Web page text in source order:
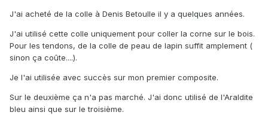
J'ai acheté de la colle à Denis Betoulle il y a quelques années.
J'ai utilisé cette colle uniquement pour coller la corne sur le bois.
Pour les tendons, de la colle de peau de lapin suffit amplement (
sinon ça coûte....).
Je l'ai utilisée avec succès sur mon premier composite.
Sur le deuxième ça n'a pas marché. J'ai donc utilisé de l'Araldite
bleu ainsi que sur le troisième.